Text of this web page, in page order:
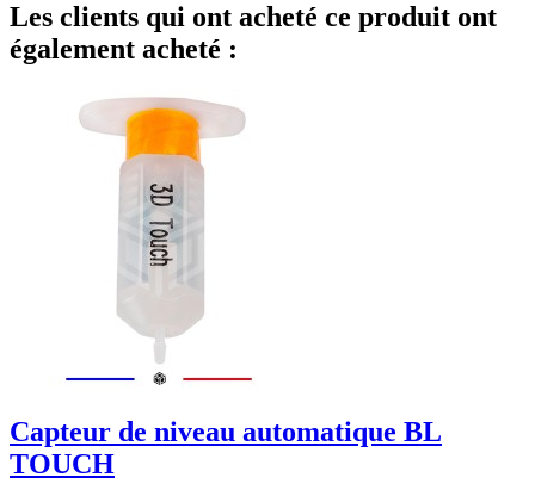
Les clients qui ont acheté ce produit ont
également acheté :
Capteur de niveau automatique BL
TOUCH